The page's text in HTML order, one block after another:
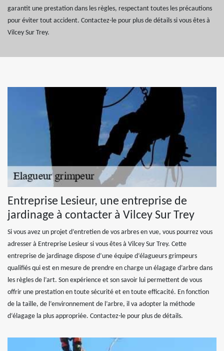
garantit une prestation dans les règles, respectant toutes les précautions
pour éviter tout accident. Contactez-le pour plus de détails si vous êtes à
Vilcey Sur Trey.
Entreprise Lesieur, une entreprise de
jardinage à contacter à Vilcey Sur Trey
Si vous avez un projet d’entretien de vos arbres en vue, vous pourrez vous
adresser à Entreprise Lesieur si vous êtes à Vilcey Sur Trey. Cette
entreprise de jardinage dispose d’une équipe d’élagueurs grimpeurs
qualifiés qui est en mesure de prendre en charge un élagage d’arbre dans
les règles de l’art. Son expérience et son savoir lui permettent de vous
offrir une prestation en toute sécurité et en toute efficacité. En fonction
de la taille, de l’environnement de l’arbre, il va adopter la méthode
d‘élagage la plus appropriée. Contactez-le pour plus de détails.